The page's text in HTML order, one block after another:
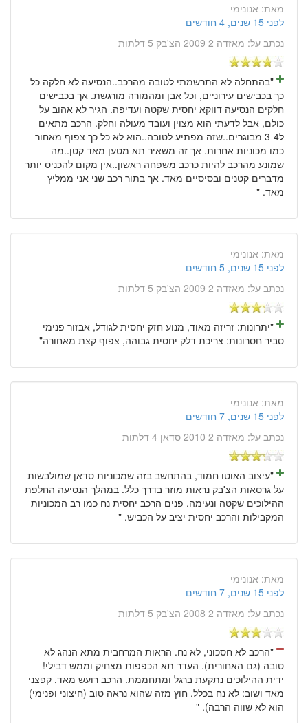
מאת: אנונימי
לפני 15 שנים, 4 חודשים
נכתב על: מאזדה 2 2009 הצ'בק 5 דלתות
"בהתחלה לא התרשמתי לטובה מהרכב..הנסיעה לא חלקה כל
כך בכבישים עירוניים, וכל אבן ומהמורה מורגשת. אך בכבישים
חלקים הנסיעה דווקא יחסית שקטה ועדיפה. הגיר לא אהוב על
כולם, אבל לדעתי הוא מצוין ועובד מעולה וחלק. הרכב מתאים
ל3-4 מבוגרים..שזה מפתיע לטובה..הוא לא כל כך צפוף מאחור
כמו מכוניות אחרות. אך זה משאיר תא מטען מאד קטן..מה
שמונע מהרכב להיות כרכב משפחה ראשון..אין מקום להכניס יותר
מדברים קטנים ובסיסיים מאד. אך בתור רכב שני אני ממליץ
מאד. "
מאת: אנונימי
לפני 15 שנים, 5 חודשים
נכתב על: מאזדה 2 2009 הצ'בק 5 דלתות
"יתרונות: זריזה מאוד, מנוע חזק יחסית לגודל, אבזור פנימי
סביר חסרונות: צריכת דלק יחסית גבוהה, צפוף קצת מאחורה"
מאת: אנונימי
לפני 15 שנים, 7 חודשים
נכתב על: מאזדה 2 2010 סדאן 4 דלתות
"עיצוב האוטו חמוד, בהתחשב בזה שמכוניות סדאן שמולבשות
על גרסאות הצ'בק נראות מוזר בדרך כלל. במהלך הנסיעה החלפת
ההילוכים שקטה ונעימה. פנים הרכב יחסית נח כמו רב המכוניות
המקבילות והרכב יחסית יציב על הכביש. "
מאת: אנונימי
לפני 15 שנים, 7 חודשים
נכתב על: מאזדה 2 2008 הצ'בק 5 דלתות
"הרכב לא חסכוני, לא נח. הראות המרחבית מתא הנהג לא
טובה (גם האחורית). העדר תא הכפפות מצחיק וממש דבילי!
ידית ההילוכים נתקעת ברגל ומתחממת. הרכב רועש מאד, קפצני
מאד ושוב: לא נח בכלל. חוץ מזה שהוא נראה טוב (חיצוני ופנימי)
הוא לא שווה הרבה). "